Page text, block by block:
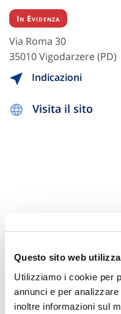
Questo sito web
Utilizziamo i cookie per
annunci e per
inoltre informazioni sul
In Evidenza
Via Roma 30
35010 Vigodarzere (PD)
Indicazioni
Visita il sito
Hai
Trova l'Agenzia